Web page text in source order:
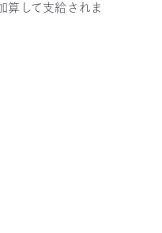
算して支給されま